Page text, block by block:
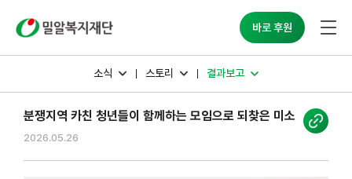
바로 후원
소식 스토리 결과보고
분쟁지역 카친 청년들이 함께하는 모임으로 되찾은 미소
2026.05.26